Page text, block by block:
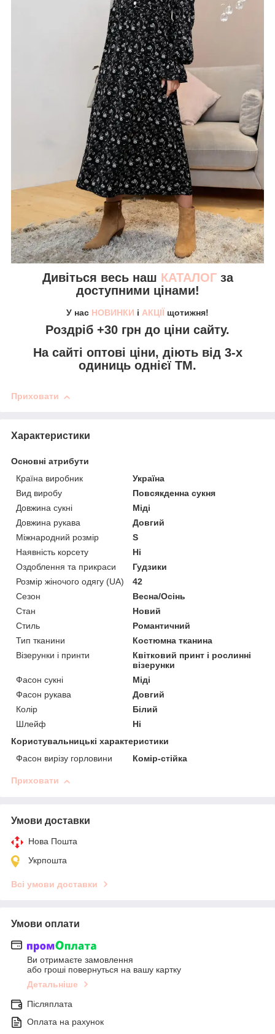
Дивіться весь наш КАТАЛОГза
доступними цінами!
У нас НОВИНКИ і АКЦІЇ щотижня!
Роздріб +30 грн до ціни сайту.
На сайті оптові ціни, діють від 3-х
одиниць однієї ТМ.
Приховати
Характеристики
Основні атрибути
Країна виробник
Україна
Вид виробу
Повсякденна сукня
Довжина сукні
Міді
Довжина рукава
Довгий
Міжнародний розмір
S
Наявність корсету
Ні
Оздоблення та прикраси
Гудзики
Розмір жіночого одягу (UA)
42
Сезон
Весна/Осінь
Стан
Новий
Стиль
Романтичний
Тип тканини
Костюмна тканина
Візерунки і принти
Квітковий принт і рослинні
візерунки
Фасон сукні
Міді
Фасон рукава
Довгий
Колір
Білий
Шлейф
Ні
Користувальницькі характеристики
Фасон вирізу горловини
Комір-стійка
Приховати
Умови доставки
Нова Пошта
Укрпошта
Всі умови доставки
Умови оплати
Ви отримаєте замовлення
або гроші повернуться на вашу картку
Детальніше
Післяплата
Оплата на рахунок